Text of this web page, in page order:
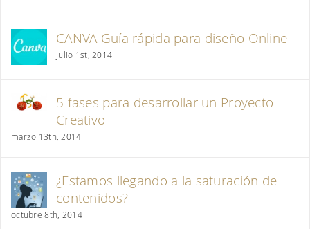
CANVA Guía rápida para diseño Online
julio 1st, 2014
5 fases para desarrollar un Proyecto
Creativo
marzo 13th, 2014
¿Estamos llegando a la saturación de
contenidos?
octubre 8th, 2014